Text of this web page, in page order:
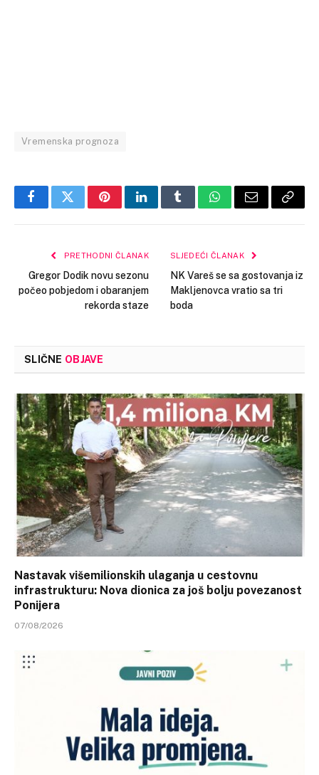
Vremenska prognoza
FacebookTwitterPinterestLinkedInTumblrWhatsApp
Email Copy
PRETHODNI ČLANAK
Gregor Dodik novu sezonu
počeo pobjedom i obaranjem
rekorda staze
SLJEDEĆI ČLANAK
NK Vareš se sa gostovanja iz
Makljenovca vratio sa tri
boda
SLIČNE OBJAVE
Nastavak višemilionskih ulaganja u cestovnu
infrastrukturu: Nova dionica za još bolju povezanost
Ponijera
07/08/2026